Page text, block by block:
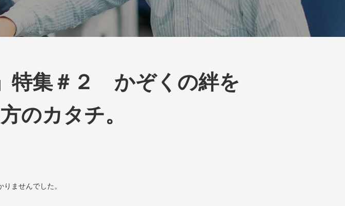
特集＃２ かぞくの絆を
のカタチ。
ませんでした。